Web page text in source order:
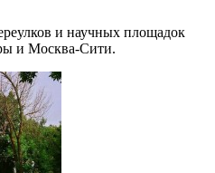
и научных площадок
и Москва-Сити.